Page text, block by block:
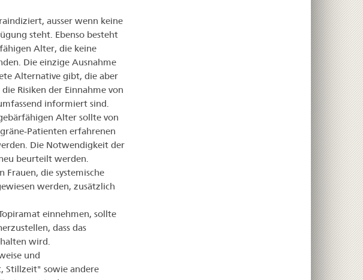
ausser wenn keine
steht. Ebenso besteht
Alter, die keine
Die einzige Ausnahme
Alternative gibt, die aber
Risiken der Einnahme von
informiert sind.
Alter sollte von
Patienten erfahrenen
Die Notwendigkeit der
beurteilt werden.
die systemische
werden, zusätzlich
einnehmen, sollte
dass das
wird.
und
Stillzeit" sowie andere